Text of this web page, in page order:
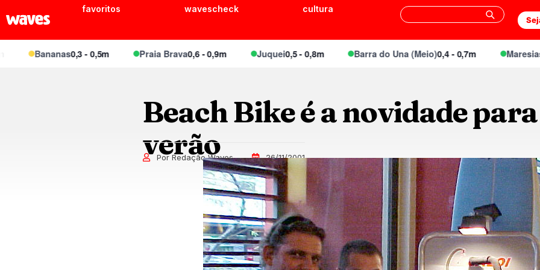
favoritos wavescheck cultura
Bananas0,3 - 0,5m Praia Brava0,6 - 0,9m Juquei0,5 - 0,8m Barra do Una (Meio)0,4 - 0,7m Maresias
Beach Bike é a novidade
verão
Por Redação Waves 26/11/2001